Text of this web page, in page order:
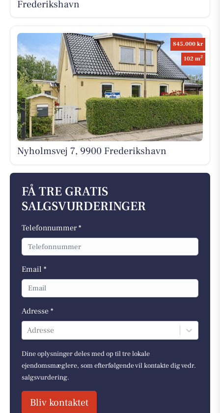
Frederikshavn
845.000 kr
102 m2
Nyholmsvej 7, 9900 Frederikshavn
FÅ TRE GRATIS
SALGSVURDERINGER
Telefonnummer *
Email *
Adresse *
Adresse
Dine oplysninger deles med op til tre lokale
ejendomsmæglere, som efterfølgende vil kontakte dig vedr.
salgsvurdering.
Bliv kontaktet